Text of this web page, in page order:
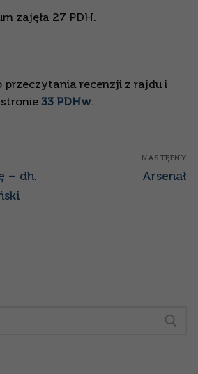
zajęła 27 PDH.
przeczytania recenzji z rajdu i
33 PDHw.
– dh.
NASTĘPNY
Następny
Arsenał